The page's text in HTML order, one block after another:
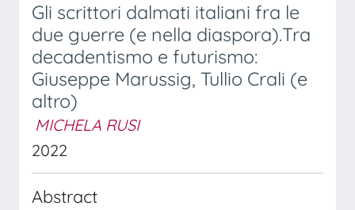
Gli scrittori dalmati italiani fra le
due guerre (e nella diaspora).Tra
decadentismo e futurismo:
Giuseppe Marussig, Tullio Crali (e
altro)
MICHELA RUSI
2022
Abstract